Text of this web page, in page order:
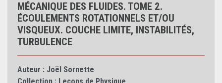
MÉCANIQUE DES FLUIDES. TOME 2.
ÉCOULEMENTS ROTATIONNELS ET/OU
VISQUEUX. COUCHE LIMITE, INSTABILITÉS,
TURBULENCE
Auteur : Joël Sornette